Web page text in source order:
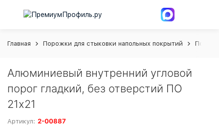
Главная Порожки для стыковки напольных покрытий Порог
Алюминиевый внутренний угловой
порог гладкий, без отверстий ПО
21х21
Артикул: 2-00887